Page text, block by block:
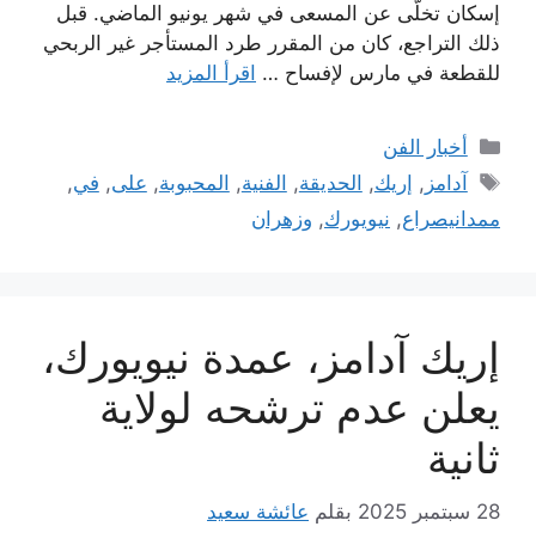
إسكان تخلّى عن المسعى في شهر يونيو الماضي. قبل
ذلك التراجع، كان من المقرر طرد المستأجر غير الربحي
للقطعة في مارس لإفساح … اقرأ المزيد
التصنيفات
أخبار الفن
الوسوم
آدامز , إريك, الحديقة, الفنية, المحبوبة, على, في,
ممدانيصراع, نيويورك, وزهران
إريك آدامز، عمدة نيويورك،
يعلن عدم ترشحه لولاية
ثانية
28 سبتمبر 2025 بقلم عائشة سعيد